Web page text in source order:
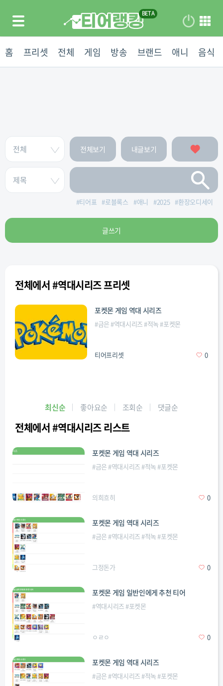
홈 프리셋 전체 게임 방송 브랜드 애니 음식
전체보기 내글보기
#티어표 #로블록스 #애니 #2025 #환장오디세이
글쓰기
전체에서 #역대시리즈 프리셋
포켓몬 게임 역대 시리즈
#금은#역대시리즈#적녹#포켓몬
티어프리셋 0
최신순 좋아요순 조회순 댓글순
전체에서 #역대시리즈 리스트
포켓몬 게임 역대 시리즈
#금은#역대시리즈#적녹#포켓몬
의희흐히 0
포켓몬 게임 역대 시리즈
#금은#역대시리즈#적녹#포켓몬
그정돈가 0
포켓몬 게임 일반인에게 추천 티어
#역대시리즈#포켓몬
ㅇㄹㅇ 0
포켓몬 게임 역대 시리즈
#금은#역대시리즈#적녹#포켓몬